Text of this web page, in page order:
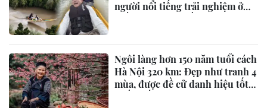
người nổi tiếng trải nghiệm ở
Ngôi làng hơn 150 năm tuổi cách
Hà Nội 320 km: Đẹp như tranh 4
mùa, được đề cử danh hiệu tốt